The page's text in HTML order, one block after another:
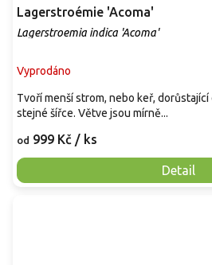
Lagerstroémie 'Acoma'
Lagerstroemia indica 'Acoma'
Vyprodáno
od 999 Kč / ks
Detail
Tvoří menší strom, nebo keř,
stejné šířce. Větve jsou mírně...